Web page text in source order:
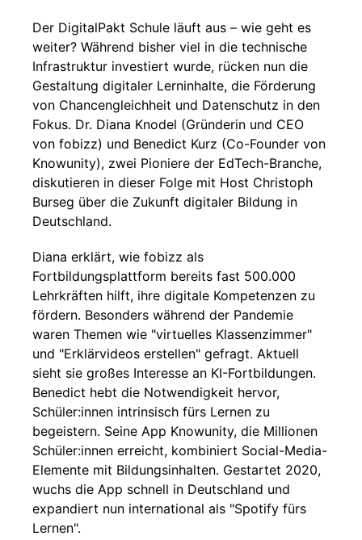
Der DigitalPakt Schule läuft aus – wie geht es
weiter? Während bisher viel in die technische
Infrastruktur investiert wurde, rücken nun die
Gestaltung digitaler Lerninhalte, die Förderung
von Chancengleichheit und Datenschutz in den
Fokus. Dr. Diana Knodel (Gründerin und CEO
von fobizz) und Benedict Kurz (Co-Founder von
Knowunity), zwei Pioniere der EdTech-Branche,
diskutieren in dieser Folge mit Host Christoph
Burseg über die Zukunft digitaler Bildung in
Deutschland.
Diana erklärt, wie fobizz als
Fortbildungsplattform bereits fast 500.000
Lehrkräften hilft, ihre digitale Kompetenzen zu
fördern. Besonders während der Pandemie
waren Themen wie "virtuelles Klassenzimmer"
und "Erklärvideos erstellen" gefragt. Aktuell
sieht sie großes Interesse an KI-Fortbildungen.
Benedict hebt die Notwendigkeit hervor,
Schüler:innen intrinsisch fürs Lernen zu
begeistern. Seine App Knowunity, die Millionen
Schüler:innen erreicht, kombiniert Social-Media-
Elemente mit Bildungsinhalten. Gestartet 2020,
wuchs die App schnell in Deutschland und
expandiert nun international als "Spotify fürs
Lernen".